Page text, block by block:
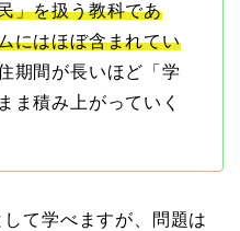
」を扱う教科であ
にはほぼ含まれてい
期間が長いほど「学
ま積み上がっていく
て学べますが、問題は